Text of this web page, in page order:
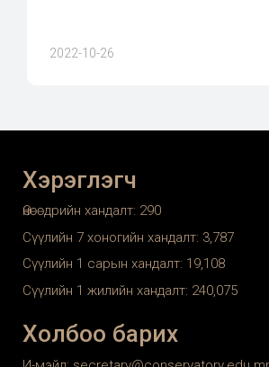
2022-10-26
Хэрэглэгч
Өнөөдрийн хандалт: 290
Сүүлийн 7 хоногийн хандалт: 3,787
Сүүлийн 1 сарын хандалт: 19,108
Сүүлийн 1 жилийн хандалт: 240,075
Холбоо барих